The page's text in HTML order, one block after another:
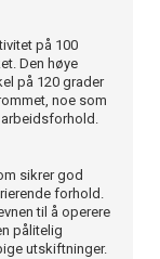
på 100
Den høye
på 120 grader
noe som
sikrer god
forhold.
til å operere
pålitelig
utskiftninger.